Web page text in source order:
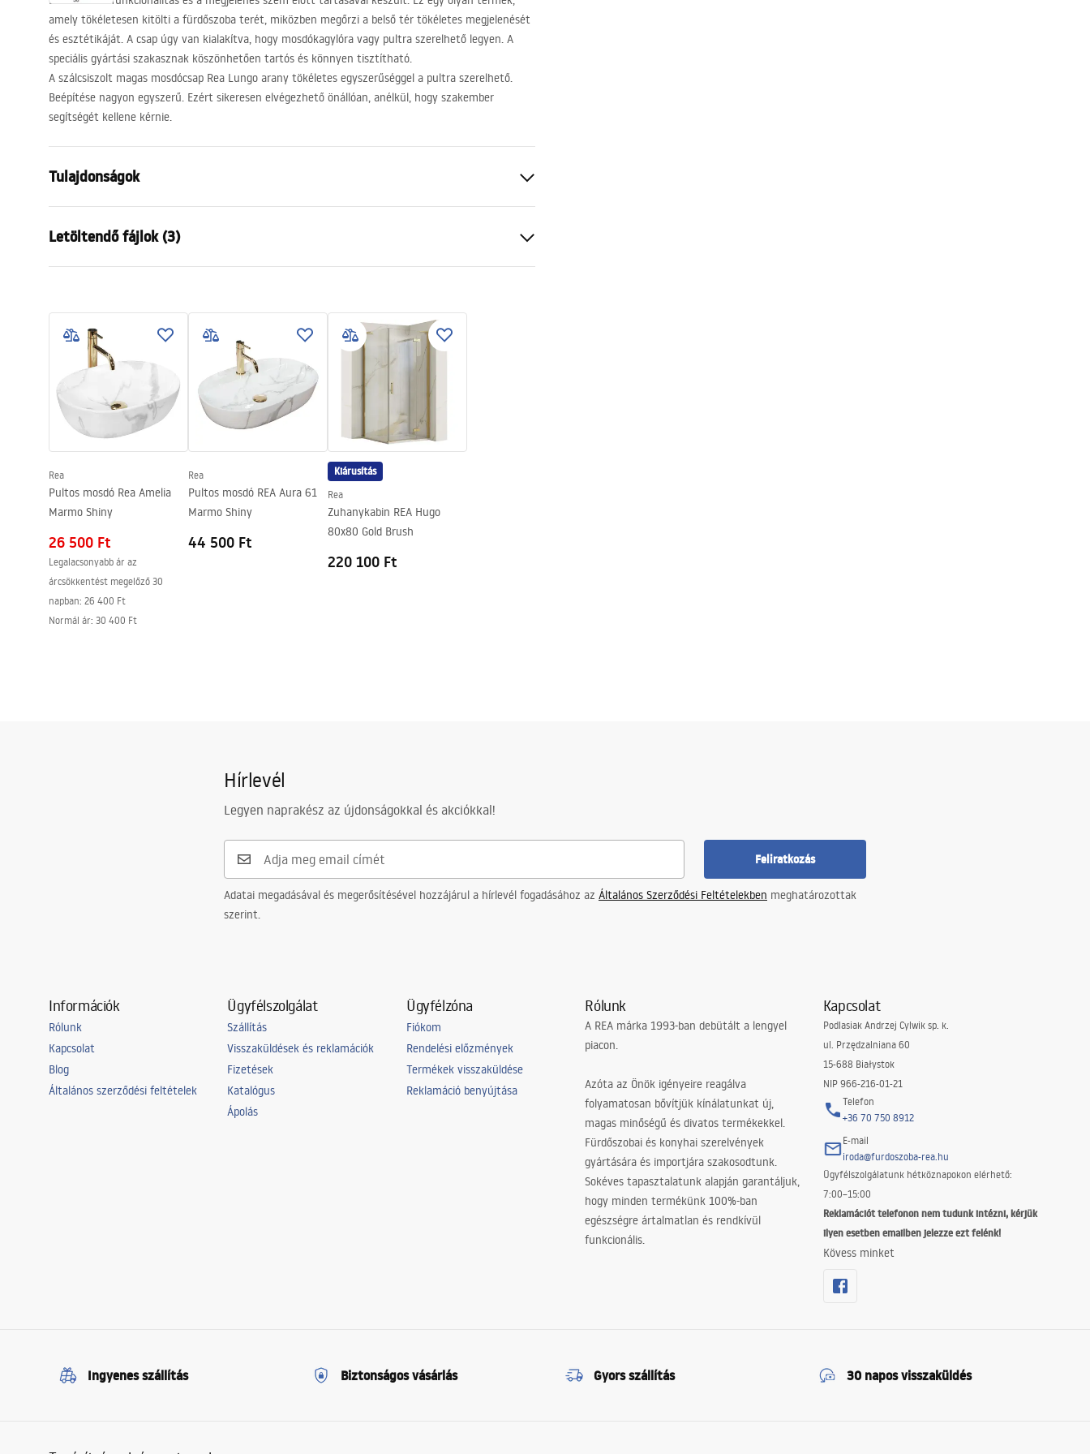
amely tökéletesen kitölti a fürdőszoba terét, miközben megőrzi a belső tér tökéletes megjelenését
és esztétikáját. A csap úgy van kialakítva, hogy mosdókagylóra vagy pultra szerelhető legyen. A
speciális gyártási szakasznak köszönhetően tartós és könnyen tisztítható.
A szálcsiszolt magas mosdócsap Rea Lungo arany tökéletes egyszerűséggel a pultra szerelhető.
Beépítése nagyon egyszerű. Ezért sikeresen elvégezhető önállóan, anélkül, hogy szakember
segítségét kellene kérnie.
Tulajdonságok
Szín
Kifolyócső típusa
Fix
Magasság
mm
Bevonási technológia
PVD
Csatlakozás átmérője
3/8 col
Garancia
Letöltendő fájlok (3)
Warranty_Terms_and_Conditions_
Faucets_-_5.pdf
faucet.pdf
Biztonsági információk
Safety_Information_Faucets.pdf
Rea
Pultos mosdó Rea Amelia
Marmo Shiny
26 500 Ft
Legalacsonyabb ár az
árcsökkentést megelőző 30
napban: 26 400 Ft
Normál ár: 30 400 Ft
Rea
Pultos mosdó REA Aura 61
Marmo Shiny
44 500 Ft
Kiárusítás
Rea
Zuhanykabin REA Hugo
80x80 Gold Brush
220 100 Ft
Hírlevél
Legyen naprakész az újdonságokkal és akciókkal!
Feliratkozás
Adatai megadásával és megerősítésével hozzájárul a hírlevél fogadásához az Általános Szerződési Feltételekben meghatározottak
szerint.
Információk
Rólunk
Kapcsolat
Blog
Általános szerződési feltételek
Ügyfélszolgálat
Szállítás
Visszaküldések és reklamációk
Fizetések
Katalógus
Ápolás
Ügyfélzóna
Fiókom
Rendelési előzmények
Termékek visszaküldése
Reklamáció benyújtása
Rólunk
A REA márka 1993-ban debütált a lengyel
piacon.
Azóta az Önök igényeire reagálva
folyamatosan bővítjük kínálatunkat új,
magas minőségű és divatos termékekkel.
Fürdőszobai és konyhai szerelvények
gyártására és importjára szakosodtunk.
Sokéves tapasztalatunk alapján garantáljuk,
hogy minden termékünk 100%-ban
egészségre ártalmatlan és rendkívül
funkcionális.
Kapcsolat
Podlasiak Andrzej Cylwik sp. k.
ul. Przędzalniana 60
15-688 Białystok
NIP 966-216-01-21
Telefon
+36 70 750 8912
E-mail
iroda@furdoszoba-rea.hu
Ügyfélszolgálatunk hétköznapokon elérhető:
7:00–15:00
Reklamációt telefonon nem tudunk intézni, kérjük
ilyen esetben emailben jelezze ezt felénk!
Kövess minket
Ingyenes szállítás Biztonságos vásárlás Gyors szállítás 30 napos visszaküldés